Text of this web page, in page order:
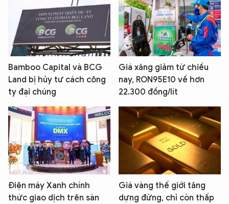
Bamboo Capital và BCG
Land bị hủy tư cách công
ty đại chúng
Giá xăng giảm từ chiều
nay, RON95E10 về hơn
22.300 đồng/lít
Điện máy Xanh chính
thức giao dịch trên sàn
Giá vàng thế giới tăng
dựng đứng, chỉ còn thấp